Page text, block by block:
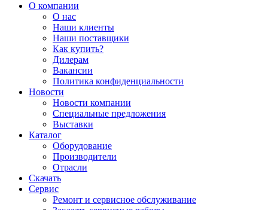
О компании
О нас
Наши клиенты
Наши поставщики
Как купить?
Дилерам
Вакансии
Политика конфиденциальности
Новости
Новости компании
Специальные предложения
Выставки
Каталог
Оборудование
Производители
Отрасли
Скачать
Сервис
Ремонт и сервисное обслуживание